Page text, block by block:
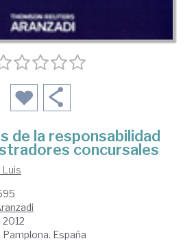
de la responsabilidad
concursales
Luis
2012
Pamplona. España